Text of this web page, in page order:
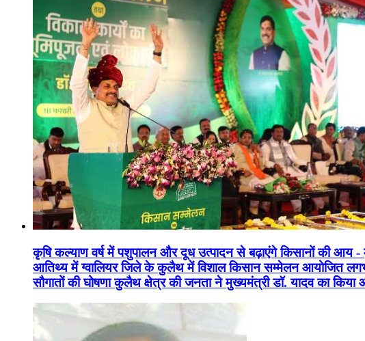
कृषि कल्याण वर्ष में पशुपालन और दूध उत्पादन से बढ़ाएंगे किसानों की आय
आतिथ्य में ग्वालियर जिले के कुलैथ में विशाल किसान सम्मेलन आयोजित
सौगातों की घोषणा कुलैथ क्षेत्र की जनता ने मुख्यमंत्री डॉ. यादव का किया